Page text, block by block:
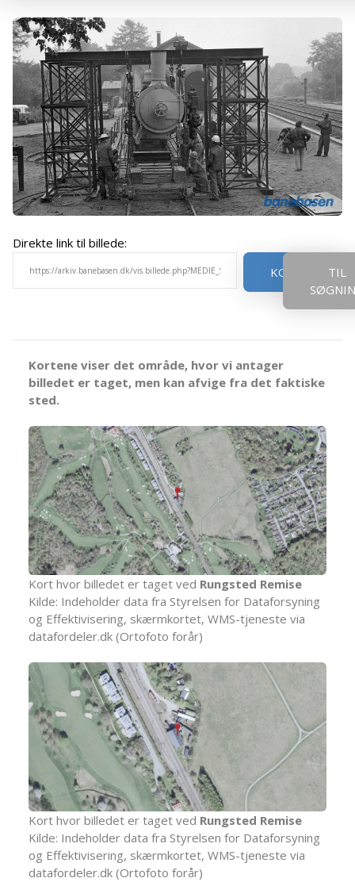
Direkte link til billede:
KOPIER
TIL
Kortene viser det område, hvor vi antager
billedet er taget, men kan afvige fra det faktiske
sted.
Kort hvor billedet er taget ved Rungsted Remise
Kilde: Indeholder data fra Styrelsen for Dataforsyning
og Effektivisering, skærmkortet, WMS-tjeneste via
datafordeler.dk (Ortofoto forår)
Kort hvor billedet er taget ved Rungsted Remise
Kilde: Indeholder data fra Styrelsen for Dataforsyning
og Effektivisering, skærmkortet, WMS-tjeneste via
datafordeler.dk (Ortofoto forår)